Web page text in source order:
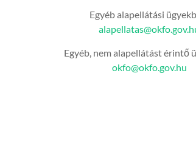
Egyéb alapellátási
Egyéb, nem alapellátást érintő
okfo@okfo.gov.hu